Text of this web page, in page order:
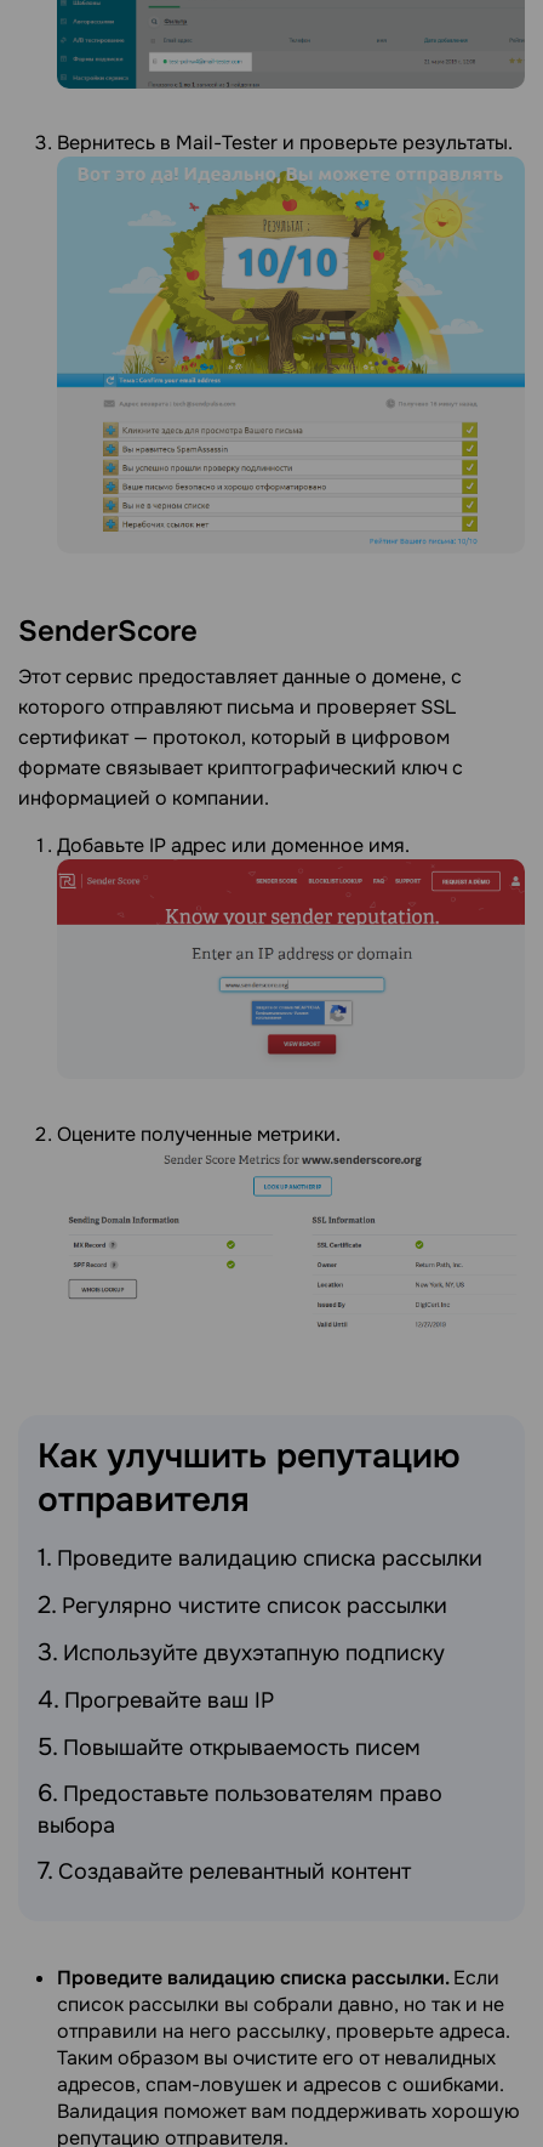
Вернитесь в Mail-Tester и проверьте результаты.
SenderScore
Этот сервис предоставляет данные о домене, с
которого отправляют письма и проверяет SSL
сертификат — протокол, который в цифровом
формате связывает криптографический ключ с
информацией о компании.
Добавьте IP адрес или доменное имя.
Оцените полученные метрики.
Как улучшить репутацию
отправителя
Проведите валидацию списка рассылки
Регулярно чистите список рассылки
Используйте двухэтапную подписку
Прогревайте ваш IP
Повышайте открываемость писем
Предоставьте пользователям право
выбора
Создавайте релевантный контент
Проведите валидацию списка рассылки.Если
список рассылки вы собрали давно, но так и не
отправили на него рассылку, проверьте адреса.
Таким образом вы очистите его от невалидных
адресов, спам-ловушек и адресов с ошибками.
Валидация поможет вам поддерживать хорошую
репутацию отправителя.